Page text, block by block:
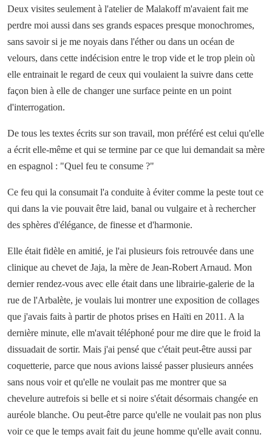
Deux visites seulement à l'atelier de Malakoff m'avaient fait me
perdre moi aussi dans ses grands espaces presque monochromes,
sans savoir si je me noyais dans l'éther ou dans un océan de
velours, dans cette indécision entre le trop vide et le trop plein où
elle entrainait le regard de ceux qui voulaient la suivre dans cette
façon bien à elle de changer une surface peinte en un point
d'interrogation.
De tous les textes écrits sur son travail, mon préféré est celui qu'elle
a écrit elle-même et qui se termine par ce que lui demandait sa mère
en espagnol : "Quel feu te consume ?"
Ce feu qui la consumait l'a conduite à éviter comme la peste tout ce
qui dans la vie pouvait être laid, banal ou vulgaire et à rechercher
des sphères d'élégance, de finesse et d'harmonie.
Elle était fidèle en amitié, je l'ai plusieurs fois retrouvée dans une
clinique au chevet de Jaja, la mère de Jean-Robert Arnaud. Mon
dernier rendez-vous avec elle était dans une librairie-galerie de la
rue de l'Arbalète, je voulais lui montrer une exposition de collages
que j'avais faits à partir de photos prises en Haïti en 2011. A la
dernière minute, elle m'avait téléphoné pour me dire que le froid la
dissuadait de sortir. Mais j'ai pensé que c'était peut-être aussi par
coquetterie, parce que nous avions laissé passer plusieurs années
sans nous voir et qu'elle ne voulait pas me montrer que sa
chevelure autrefois si belle et si noire s'était désormais changée en
auréole blanche. Ou peut-être parce qu'elle ne voulait pas non plus
voir ce que le temps avait fait du jeune homme qu'elle avait connu.